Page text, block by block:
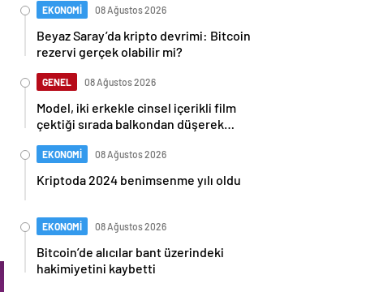
EKONOMİ 08 Ağustos 2026
Beyaz Saray’da kripto devrimi: Bitcoin
rezervi gerçek olabilir mi?
GENEL 08 Ağustos 2026
Model, iki erkekle cinsel içerikli film
çektiği sırada balkondan düşerek
EKONOMİ 08 Ağustos 2026
Kriptoda 2024 benimsenme yılı oldu
EKONOMİ 08 Ağustos 2026
Bitcoin’de alıcılar bant üzerindeki
hakimiyetini kaybetti